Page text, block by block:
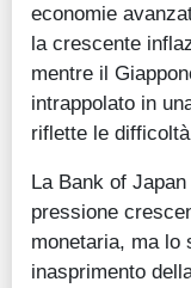
economie
la crescente
mentre il
intrappolato in
riflette le
La Bank of
pressione
monetaria, ma lo
inasprimento